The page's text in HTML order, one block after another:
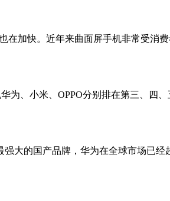
在加快。近年来曲面屏手机非常受消
为、小米、OPPO分别排在第三、四
大的国产品牌，华为在全球市场已经